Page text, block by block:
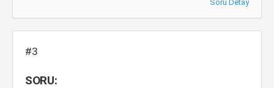
Soru Detay
#3
SORU: